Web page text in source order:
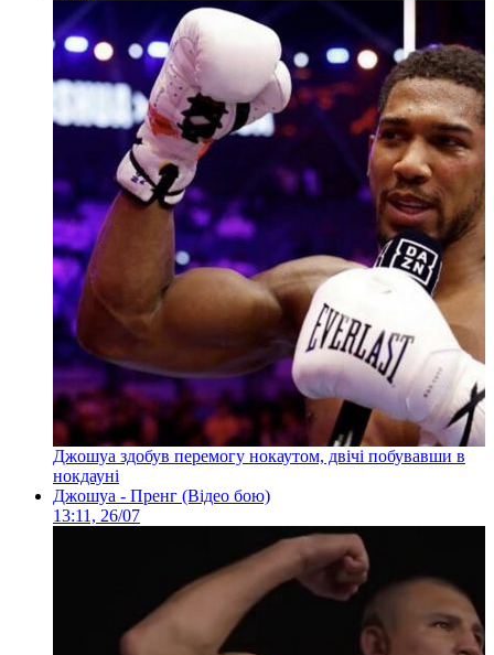
Джошуа здобув перемогу нокаутом, двічі побувавши в
нокдауні
Джошуа - Пренг (Відео бою)
13:11, 26/07